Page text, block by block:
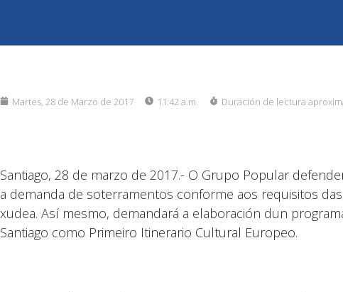
Martes, 28 de Marzo de 2017 11:42 a.m. Duración de lectura
Santiago, 28 de marzo de 2017.- O Grupo Popular
a demanda de soterramentos conforme aos requisitos
xudea. Así mesmo, demandará a elaboración dun
Santiago como Primeiro Itinerario Cultural Europeo.